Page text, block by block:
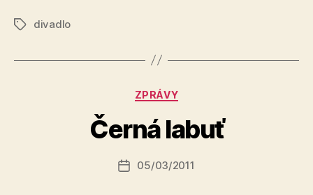
Štítkydivadlo
Rubriky
ZPRÁVY
Černá labuť
Autor
příspěvku
t
a
Datum
05/03/2011